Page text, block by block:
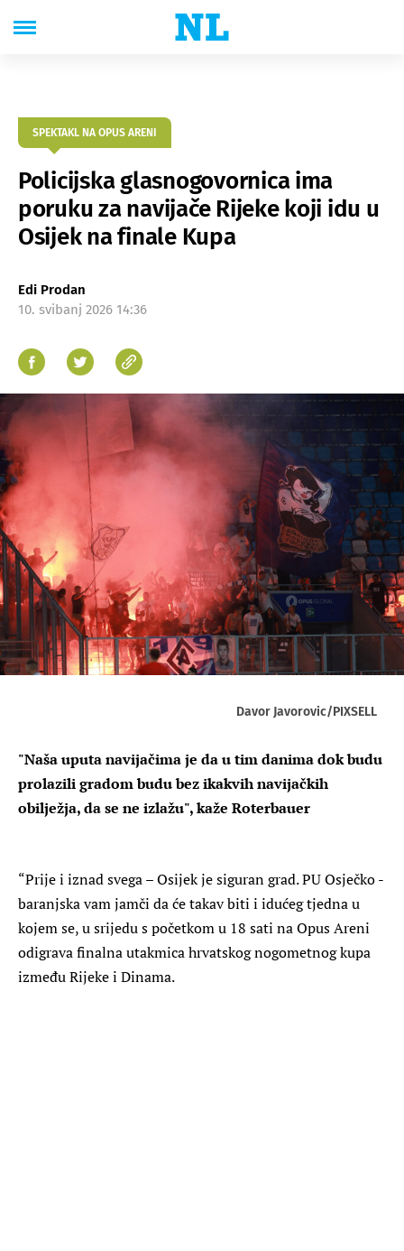
SPEKTAKL NA OPUS ARENI
Policijska glasnogovornica ima
poruku za navijače Rijeke koji idu u
Osijek na finale Kupa
Edi Prodan
10. svibanj 2026 14:36
Davor Javorovic/PIXSELL
"Naša uputa navijačima je da u tim danima dok budu
prolazili gradom budu bez ikakvih navijačkih
obilježja, da se ne izlažu", kaže Roterbauer
“Prije i iznad svega – Osijek je siguran grad. PU Osječko -
baranjska vam jamči da će takav biti i idućeg tjedna u
kojem se, u srijedu s početkom u 18 sati na Opus Areni
odigrava finalna utakmica hrvatskog nogometnog kupa
između Rijeke i Dinama.